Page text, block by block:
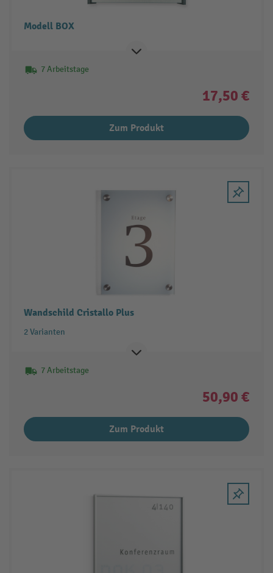
Modell BOX
7 Arbeitstage
17,50 €
Zum Produkt
Wandschild Cristallo Plus
2 Varianten
7 Arbeitstage
50,90 €
Zum Produkt